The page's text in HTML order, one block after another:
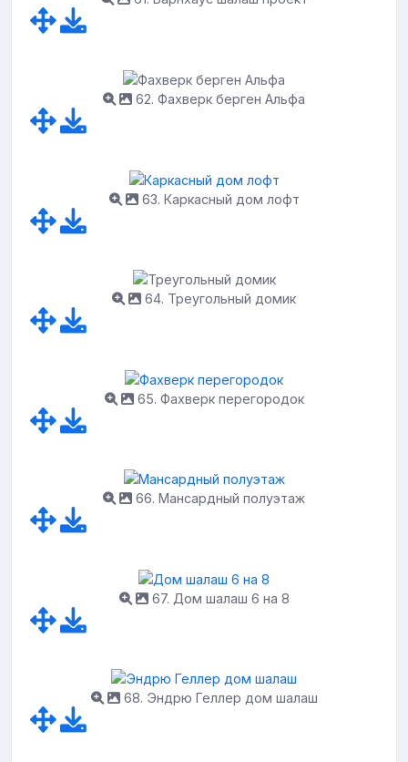
62. Фахверк берген Альфа
63. Каркасный дом лофт
64. Треугольный домик
65. Фахверк перегородок
66. Мансардный полуэтаж
67. Дом шалаш 6 на 8
68. Эндрю Геллер дом шалаш